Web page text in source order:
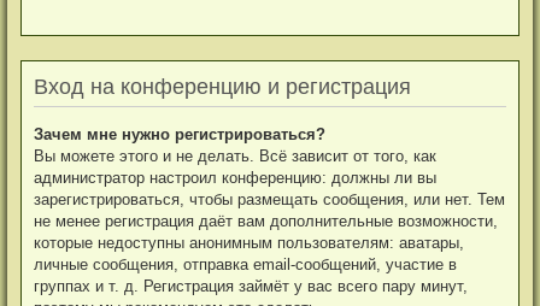
Вход на конференцию и регистрация
Зачем мне нужно регистрироваться?
Вы можете этого и не делать. Всё зависит от того, как
администратор настроил конференцию: должны ли вы
зарегистрироваться, чтобы размещать сообщения, или нет. Тем
не менее регистрация даёт вам дополнительные возможности,
которые недоступны анонимным пользователям: аватары,
личные сообщения, отправка email-сообщений, участие в
группах и т. д. Регистрация займёт у вас всего пару минут,